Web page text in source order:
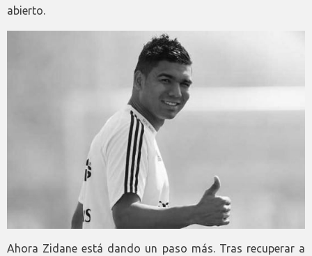
abierto.
Ahora Zidane está dando un paso más. Tras recuperar a